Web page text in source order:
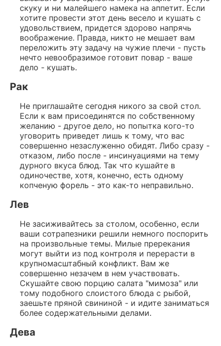
скуку и ни малейшего намека на аппетит. Если
хотите провести этот день весело и кушать с
удовольствием, придется здорово напрячь
воображение. Правда, никто не мешает вам
переложить эту задачу на чужие плечи - пусть
нечто невообразимое готовит повар - ваше
дело - кушать.
Рак
Не приглашайте сегодня никого за свой стол.
Если к вам присоединятся по собственному
желанию - другое дело, но попытка кого-то
уговорить приведет лишь к тому, что вас
совершенно незаслуженно обидят. Либо сразу -
отказом, либо после - инсинуациями на тему
дурного вкуса блюд. Так что кушайте в
одиночестве, хотя, конечно, есть одному
копченую форель - это как-то неправильно.
Лев
Не засиживайтесь за столом, особенно, если
ваши сотрапезники решили немного поспорить
на произвольные темы. Милые пререкания
могут выйти из под контроля и перерасти в
крупномасштабный конфликт. Вам же
совершенно незачем в нем участвовать.
Скушайте свою порцию салата "мимоза" или
тому подобного слоистого блюда с рыбой,
заешьте пряной свининой - и идите заниматься
более содержательными делами.
Дева